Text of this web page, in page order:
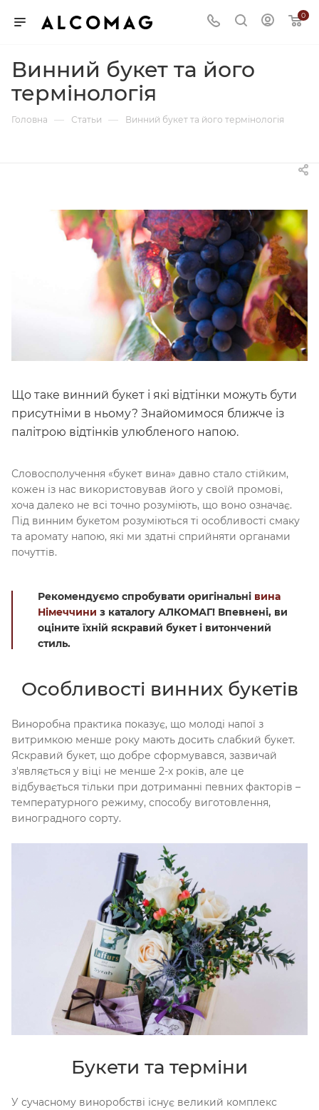
0
Винний букет та його
термінологія
Головна — Статьи — Винний букет та його термінологія
Що таке винний букет і які відтінки можуть бути
присутніми в ньому? Знайомимося ближче із
палітрою відтінків улюбленого напою.
Словосполучення «букет вина» давно стало стійким,
кожен із нас використовував його у своїй промові,
хоча далеко не всі точно розуміють, що воно означає.
Під винним букетом розуміються ті особливості смаку
та аромату напою, які ми здатні сприйняти органами
почуттів.
Рекомендуємо спробувати оригінальні вина
Німеччини з каталогу АЛКОМАГ! Впевнені, ви
оціните їхній яскравий букет і витончений
стиль.
Особливості винних букетів
Виноробна практика показує, що молоді напої з
витримкою менше року мають досить слабкий букет.
Яскравий букет, що добре сформувався, зазвичай
з'являється у віці не менше 2-х років, але це
відбувається тільки при дотриманні певних факторів –
температурного режиму, способу виготовлення,
виноградного сорту.
Букети та терміни
У сучасному виноробстві існує великий комплекс